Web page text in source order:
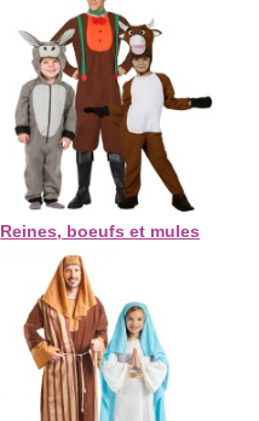
Reines, boeufs et mules